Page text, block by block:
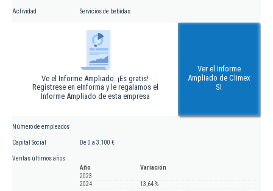
Actividad Servicios de bebidas
Ve el Informe Ampliado. ¡Es gratis!
Regístrese en eInforma y le regalamos el
Informe Ampliado de esta empresa
Ver el Informe
Ampliado de Climex
Sl
Número de empleados
Capital Social De 0 a 3.100 €
Ventas últimos años
Año
Variación
2023
2024
13,64 %